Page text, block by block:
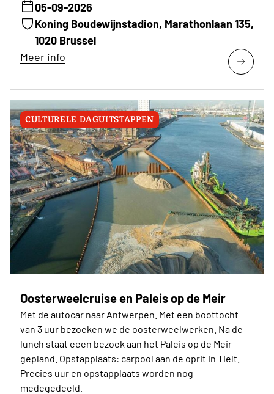
05-09-2026
Koning Boudewijnstadion, Marathonlaan 135,
1020 Brussel
Meer info
CULTURELE DAGUITSTAPPEN
Oosterweelcruise en Paleis op de Meir
Met de autocar naar Antwerpen. Met een boottocht
van 3 uur bezoeken we de oosterweelwerken. Na de
lunch staat eeen bezoek aan het Paleis op de Meir
gepland. Opstapplaats: carpool aan de oprit in Tielt.
Precies uur en opstapplaats worden nog
medegedeeld.